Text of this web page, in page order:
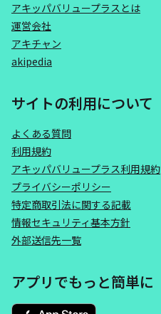
アキッパバリュープラスとは
運営会社
アキチャン
akipedia
サイトの利用について
よくある質問
利用規約
アキッパバリュープラス利用規約
プライバシーポリシー
特定商取引法に関する記載
情報セキュリティ基本方針
外部送信先一覧
アプリでもっと簡単に